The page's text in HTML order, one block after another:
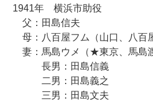
1941年 横浜市助役
父：田島信夫
母：八百屋フム（山口、八百屋
妻：馬島ウメ（★東京、馬島渡
長男：田島信義
二男：田島義之
三男：田島文夫